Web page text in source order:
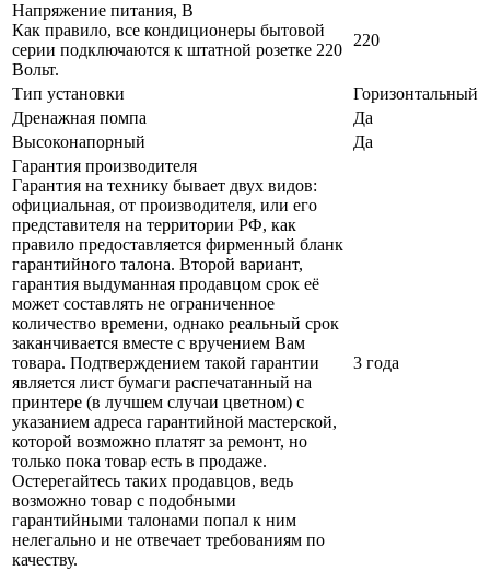
Напряжение питания, В
Как правило, все кондиционеры бытовой
серии подключаются к штатной розетке 220
Вольт.
220
Тип установки
Горизонтальный
Дренажная помпа
Да
Высоконапорный
Да
Гарантия производителя
Гарантия на технику бывает двух видов:
официальная, от производителя, или его
представителя на территории РФ, как
правило предоставляется фирменный бланк
гарантийного талона. Второй вариант,
гарантия выдуманная продавцом срок её
может составлять не ограниченное
количество времени, однако реальный срок
заканчивается вместе с вручением Вам
товара. Подтверждением такой гарантии
является лист бумаги распечатанный на
принтере (в лучшем случаи цветном) с
указанием адреса гарантийной мастерской,
которой возможно платят за ремонт, но
только пока товар есть в продаже.
Остерегайтесь таких продавцов, ведь
возможно товар с подобными
гарантийными талонами попал к ним
нелегально и не отвечает требованиям по
качеству.
3 года